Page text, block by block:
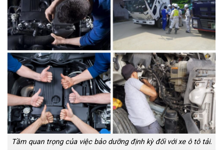
Tầm quan trọng của việc bảo dưỡng định kỳ đối với xe ô tô tải.